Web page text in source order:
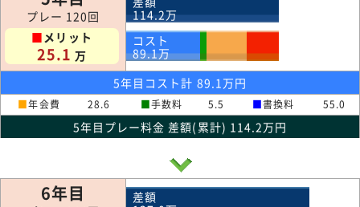
プレー 120回
■メリット
25.1 万
114.2万
コスト
89.1万
5年目コスト計 89.1万円
■年会費 28.6 ■手数料 5.5 ■書換料 55.0
5年目プレー料金 差額(累計) 114.2万円
6年目
差額